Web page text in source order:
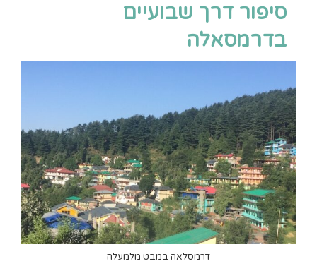
סיפור דרך שבועיים
בדרמסאלה
דרמסלאה במבט מלמעלה